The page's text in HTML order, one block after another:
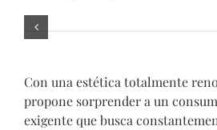
Con una estética totalmente
propone sorprender a un
exigente que busca